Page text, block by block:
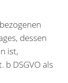
dessen
ist,
DSGVO als